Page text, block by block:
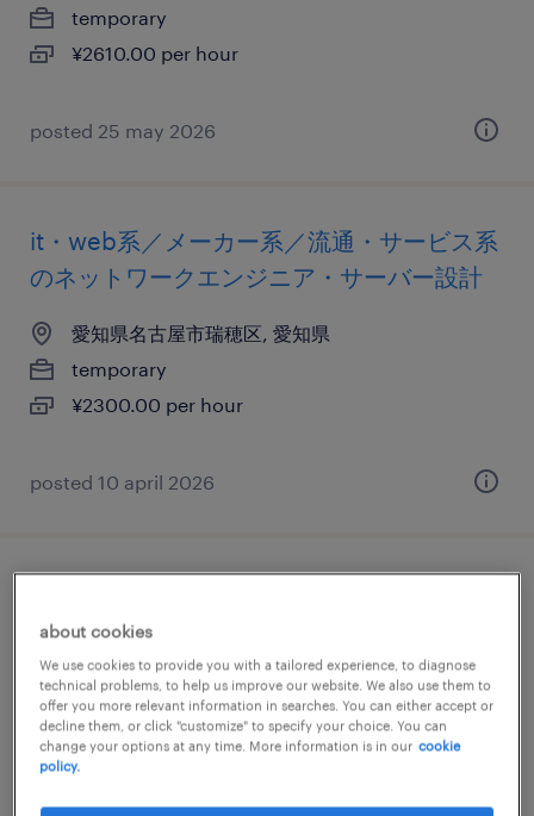
temporary
¥2610.00 per hour
posted 25 may 2026
it・web系／メーカー系／流通・サービス系
のネットワークエンジニア・サーバー設計
愛知県名古屋市瑞穂区, 愛知県
temporary
¥2300.00 per hour
posted 10 april 2026
のse（ビジネスアプリケーション系）
愛知県名古屋市瑞穂区, 愛知県
temporary
¥2400.00 per hour
about cookies
We use cookies to provide you with a tailored experience, to diagnose
technical problems, to help us improve our website. We also use them to
offer you more relevant information in searches. You can either accept or
decline them, or click "customize" to specify your choice. You can
change your options at any time. More information is in our cookie
policy.